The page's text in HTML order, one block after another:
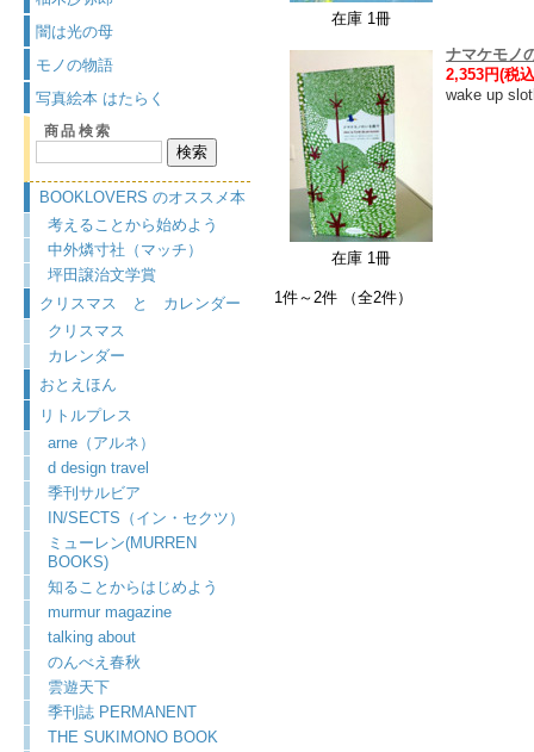
闇は光の母
モノの物語
写真絵本 はたらく
商品検索
BOOKLOVERS のオススメ本
考えることから始めよう
中外燐寸社（マッチ）
坪田譲治文学賞
クリスマス と カレンダー
クリスマス
カレンダー
おとえほん
リトルプレス
arne（アルネ）
d design travel
季刊サルビア
IN/SECTS（イン・セクツ）
ミューレン(MURREN
BOOKS)
知ることからはじめよう
murmur magazine
talking about
のんべえ春秋
雲遊天下
季刊誌 PERMANENT
THE SUKIMONO BOOK
在庫 1冊
在庫 1冊
ナマケモノ
2,353円(税
wake up
1件～2件 （全2件）